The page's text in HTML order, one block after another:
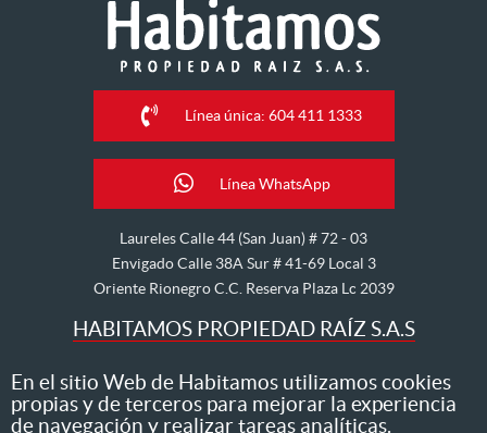
Línea única: 604 411 1333
Línea WhatsApp
Laureles Calle 44 (San Juan) # 72 - 03
Envigado Calle 38A Sur # 41-69 Local 3
Oriente Rionegro C.C. Reserva Plaza Lc 2039
HABITAMOS PROPIEDAD RAÍZ S.A.S
Nos dedicamos al arriendo, venta, hipoteca, avalúo y
administración de inmuebles
En el sitio Web de Habitamos utilizamos cookies
propias y de terceros para mejorar la experiencia
de navegación y realizar tareas analíticas.